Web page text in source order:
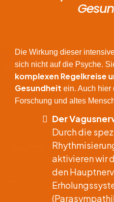
​Die Wirkung dieser
sich nicht auf die Psyche.
komplexen Regelkreise
Gesundheit ein. Auch hier
Forschung und altes
Der
Durch die
aktivieren wir
den